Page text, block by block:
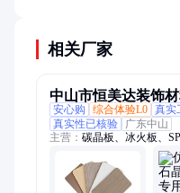
相关厂家
中山市恒美达装饰
安心购
综合体验L0 真实
真实性已核验
广东中山
主营： 碳晶板、冰火板、
板、spc石晶墙板、spc石
板、硅酸钙板、防火板、
阻燃板、金刚防撞板、石